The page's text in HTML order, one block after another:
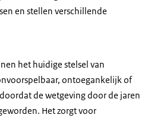
en stellen verschillende
het huidige stelsel van
ontoegankelijk of
de wetgeving door de jaren
Het zorgt voor